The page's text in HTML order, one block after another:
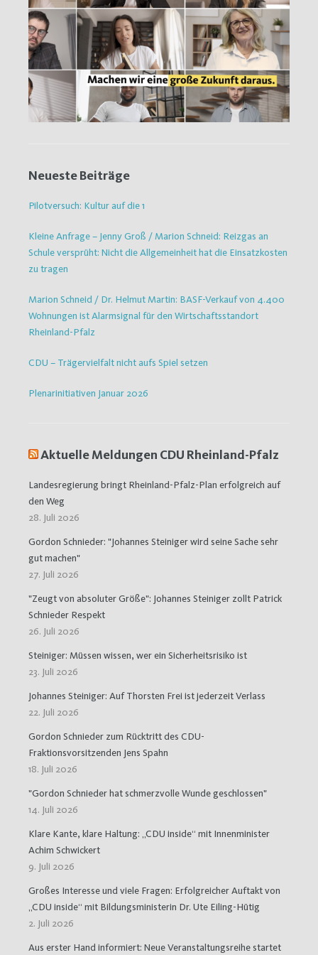
Neueste Beiträge
Pilotversuch: Kultur auf die 1
Kleine Anfrage – Jenny Groß / Marion Schneid: Reizgas an
Schule versprüht: Nicht die Allgemeinheit hat die Einsatzkosten
zu tragen
Marion Schneid / Dr. Helmut Martin: BASF-Verkauf von 4.400
Wohnungen ist Alarmsignal für den Wirtschaftsstandort
Rheinland-Pfalz
CDU – Trägervielfalt nicht aufs Spiel setzen
Plenarinitiativen Januar 2026
Aktuelle Meldungen CDU Rheinland-Pfalz
Landesregierung bringt Rheinland-Pfalz-Plan erfolgreich auf
den Weg
28. Juli 2026
Gordon Schnieder: "Johannes Steiniger wird seine Sache sehr
gut machen"
27. Juli 2026
"Zeugt von absoluter Größe": Johannes Steiniger zollt Patrick
Schnieder Respekt
26. Juli 2026
Steiniger: Müssen wissen, wer ein Sicherheitsrisiko ist
23. Juli 2026
Johannes Steiniger: Auf Thorsten Frei ist jederzeit Verlass
22. Juli 2026
Gordon Schnieder zum Rücktritt des CDU-
Fraktionsvorsitzenden Jens Spahn
18. Juli 2026
"Gordon Schnieder hat schmerzvolle Wunde geschlossen"
14. Juli 2026
Klare Kante, klare Haltung: „CDU inside“ mit Innenminister
Achim Schwickert
9. Juli 2026
Großes Interesse und viele Fragen: Erfolgreicher Auftakt von
„CDU inside“ mit Bildungsministerin Dr. Ute Eiling-Hütig
2. Juli 2026
Aus erster Hand informiert: Neue Veranstaltungsreihe startet